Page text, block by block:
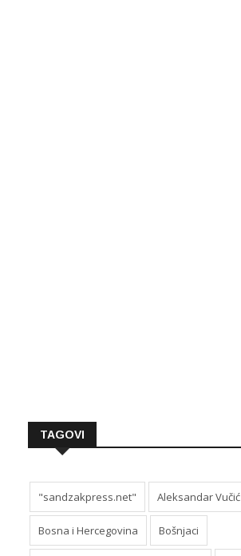
TAGOVI
"sandzakpress.net" Aleksandar Vučić
Bosna i Hercegovina Bošnjaci